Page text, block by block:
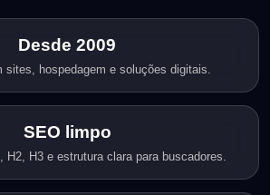
Desde 2009
sites, hospedagem e soluções digitais.
SEO limpo
H2, H3 e estrutura clara para buscadores.